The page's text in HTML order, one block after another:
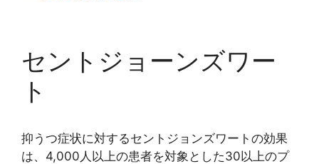
ー
セントジョーンズワー
ト
抑うつ症状に対するセントジョンズワートの効果
は、4,000人以上の患者を対象とした30以上のプ